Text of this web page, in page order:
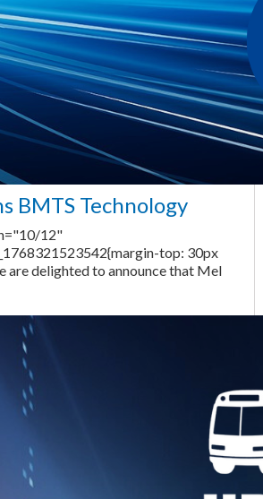
BMTS Technology
12"
top: 30px
are delighted to announce that Mel